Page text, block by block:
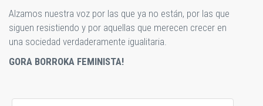
Alzamos nuestra voz por las que ya no están, por las que
siguen resistiendo y por aquellas que merecen crecer en
una sociedad verdaderamente igualitaria.
GORA BORROKA FEMINISTA!